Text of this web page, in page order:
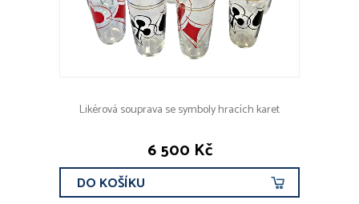
Likérová souprava se symboly hracích karet
6 500 Kč
DO KOŠÍKU